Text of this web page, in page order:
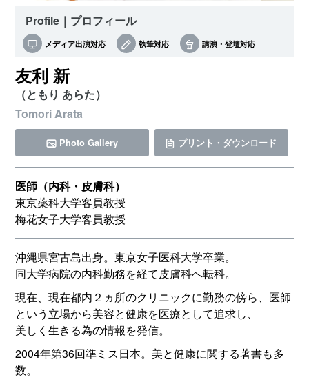
Profile｜プロフィール
メディア出演対応 執筆対応 講演・登壇対応
友利 新
（ともり あらた）
Tomori Arata
Photo Gallery プリント・ダウンロード
医師（内科・皮膚科）
東京薬科大学客員教授
梅花女子大学客員教授
沖縄県宮古島出身。東京女子医科大学卒業。
同大学病院の内科勤務を経て皮膚科へ転科。
現在、現在都内２ヵ所のクリニックに勤務の傍ら、医師
という立場から美容と健康を医療として追求し、
美しく生きる為の情報を発信。
2004年第36回準ミス日本。美と健康に関する著書も多
数。